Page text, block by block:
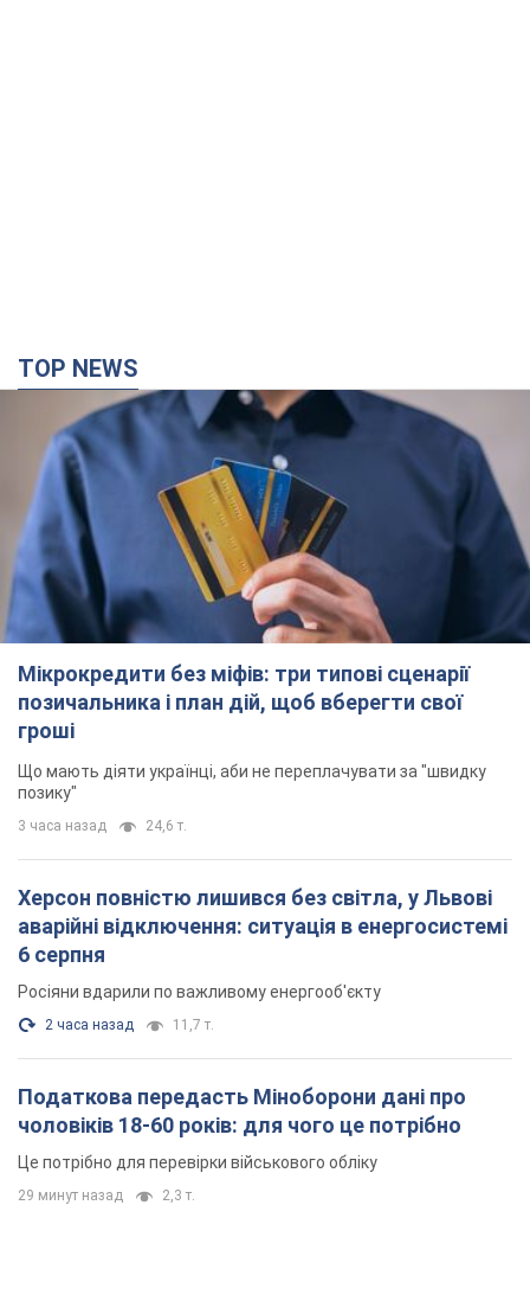
TOP NEWS
Мікрокредити без міфів: три типові сценарії
позичальника і план дій, щоб вберегти свої
гроші
Що мають діяти українці, аби не переплачувати за "швидку
позику"
3 часа назад 24,6 т.
Херсон повністю лишився без світла, у Львові
аварійні відключення: ситуація в енергосистемі
6 серпня
Росіяни вдарили по важливому енергооб'єкту
2 часа назад 11,7 т.
Податкова передасть Міноборони дані про
чоловіків 18-60 років: для чого це потрібно
Це потрібно для перевірки військового обліку
29 минут назад 2,3 т.